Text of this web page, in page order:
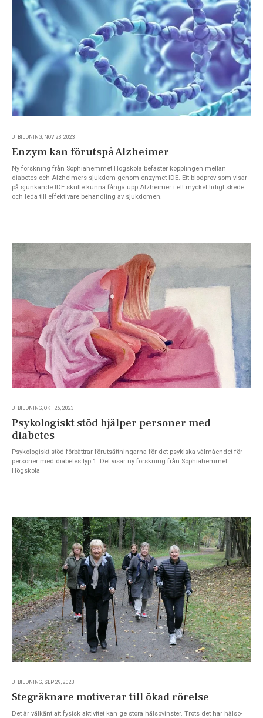
UTBILDNING, NOV 23, 2023
Enzym kan förutspå Alzheimer
Ny forskning från Sophiahemmet Högskola befäster kopplingen mellan
diabetes och Alzheimers sjukdom genom enzymet IDE. Ett blodprov som visar
på sjunkande IDE skulle kunna fånga upp Alzheimer i ett mycket tidigt skede
och leda till effektivare behandling av sjukdomen.
UTBILDNING, OKT 26, 2023
Psykologiskt stöd hjälper personer med
diabetes
Psykologiskt stöd förbättrar förutsättningarna för det psykiska välmåendet för
personer med diabetes typ 1. Det visar ny forskning från Sophiahemmet
Högskola
UTBILDNING, SEP 29, 2023
Stegräknare motiverar till ökad rörelse
Det är välkänt att fysisk aktivitet kan ge stora hälsovinster. Trots det har hälso-